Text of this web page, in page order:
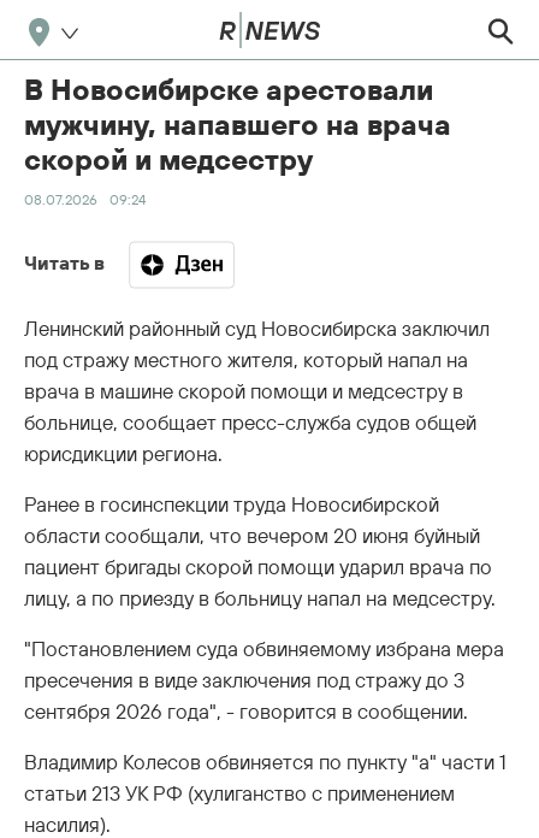
В Новосибирске арестовали
мужчину, напавшего на врача
скорой и медсестру
08.07.2026 09:24
Читать в
Ленинский районный суд Новосибирска заключил
под стражу местного жителя, который напал на
врача в машине скорой помощи и медсестру в
больнице, сообщает пресс-служба судов общей
юрисдикции региона.
Ранее в госинспекции труда Новосибирской
области сообщали, что вечером 20 июня буйный
пациент бригады скорой помощи ударил врача по
лицу, а по приезду в больницу напал на медсестру.
"Постановлением суда обвиняемому избрана мера
пресечения в виде заключения под стражу до 3
сентября 2026 года", - говорится в сообщении.
Владимир Колесов обвиняется по пункту "а" части 1
статьи 213 УК РФ (хулиганство с применением
насилия).